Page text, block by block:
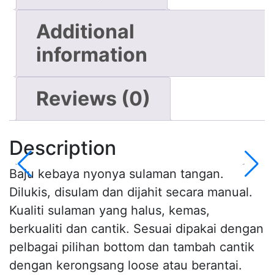
Additional
information
Reviews (0)
Description
Baju kebaya nyonya sulaman tangan.
Dilukis, disulam dan dijahit secara manual.
Kualiti sulaman yang halus, kemas,
berkualiti dan cantik. Sesuai dipakai dengan
pelbagai pilihan bottom dan tambah cantik
dengan kerongsang loose atau berantai.